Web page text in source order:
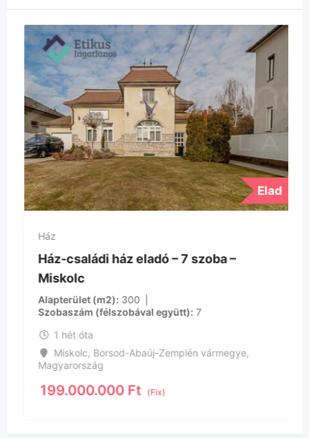
Elad
Ház
Ház-családi ház eladó – 7 szoba –
Miskolc
Alapterület (m2)
300
Szobaszám (félszobával együtt)
7
1 hét óta
Miskolc, Borsod-Abaúj-Zemplén vármegye,
Magyarország
199.000.000 Ft (Fix)